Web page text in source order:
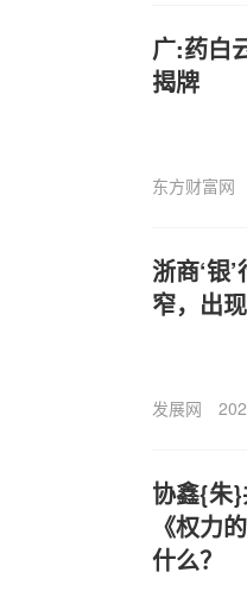
广:药白
揭牌
东方财富网
浙商‘银
窄，出
发展网
协鑫{朱
《权力
什么？